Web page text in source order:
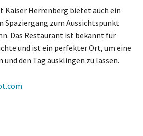
Kaiser Herrenberg bietet auch ein
Spaziergang zum Aussichtspunkt
Das Restaurant ist bekannt für
und ist ein perfekter Ort, um eine
den Tag ausklingen zu lassen.